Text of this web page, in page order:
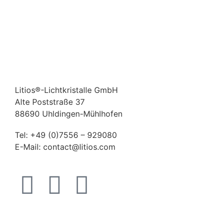
Litios®-Lichtkristalle GmbH
Alte Poststraße 37
88690 Uhldingen-Mühlhofen
Tel: +49 (0)7556 – 929080
E-Mail: contact@litios.com
F
Y
I